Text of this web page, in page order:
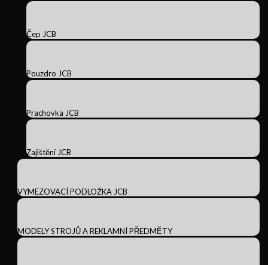
Čep JCB
Pouzdro JCB
Prachovka JCB
Zajištění JCB
VYMEZOVACÍ PODLOŽKA JCB
MODELY STROJŮ A REKLAMNÍ PŘEDMĚTY